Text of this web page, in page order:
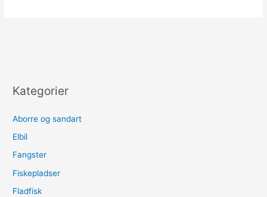
Kategorier
Aborre og sandart
Elbil
Fangster
Fiskepladser
Fladfisk